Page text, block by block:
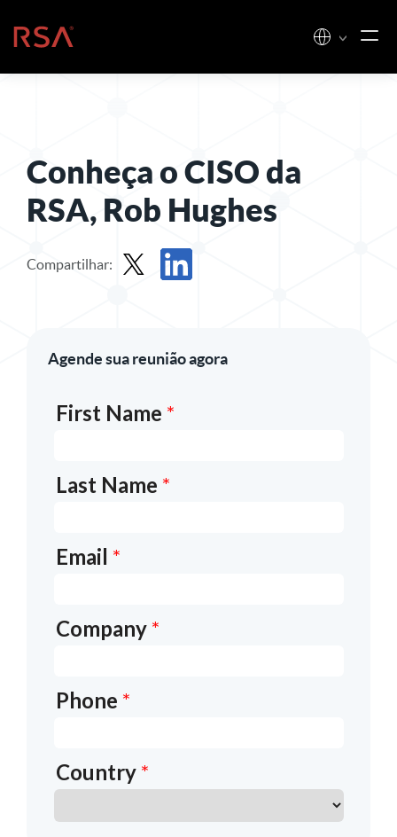
Início
Conheça o CISO da
RSA, Rob Hughes
Compartilhar:
Agende sua reunião agora